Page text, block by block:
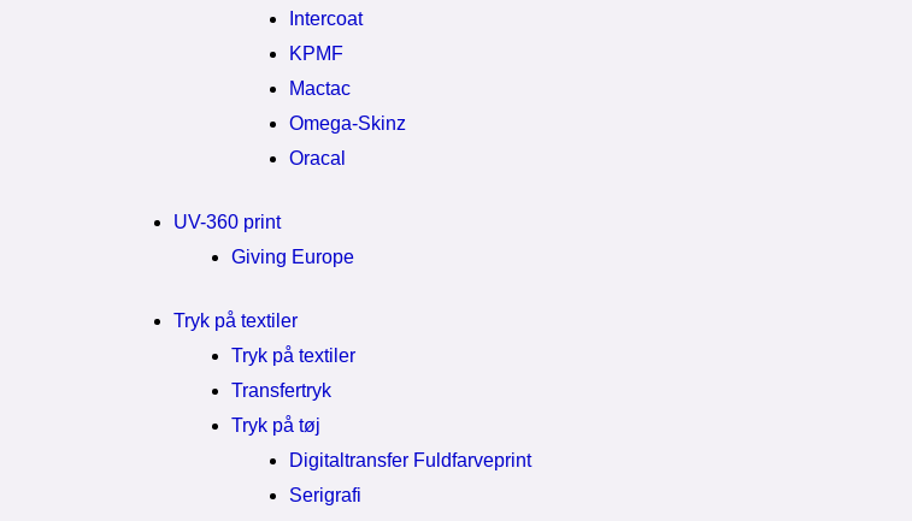
Intercoat
KPMF
Mactac
Omega-Skinz
Oracal
UV-360 print
Giving Europe
Tryk på textiler
Tryk på textiler
Transfertryk
Tryk på tøj
Digitaltransfer Fuldfarveprint
Serigrafi